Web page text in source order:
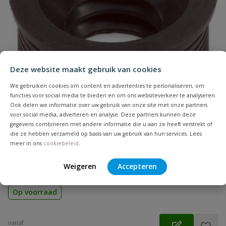
Deze website maakt gebruik van cookies
We gebruiken cookies om content en advertenties te personaliseren, om
functies voor social media te bieden en om ons websiteverkeer te analyseren.
Ook delen we informatie over uw gebruik van onze site met onze partners
voor social media, adverteren en analyse. Deze partners kunnen deze
gegevens combineren met andere informatie die u aan ze heeft verstrekt of
die ze hebben verzameld op basis van uw gebruik van hun services. Lees
meer in ons cookiebeleid
Weigeren Accepteren
Naam
Beoordeling
Rubberen overgangsstuk
Aansluiting: inwendig lijm | Diameter: 32 t/m 75 mm | Kleur:
grijs | Keurmerk: KOMO
Op voorraad
vanaf